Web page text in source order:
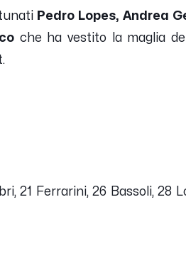
Pedro Lopes, Andrea
che ha vestito la maglia
21 Ferrarini, 26 Bassoli, 28